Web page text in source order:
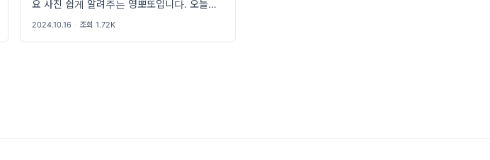
요 사진 쉽게 알려주는 영뽀또입니다. 오늘은
려드릴게요 촬영장소는 시흥에 새롭게 오픈한
어흥당이라는 카페인데 다양한 공간과 볼거리
2024.10.16 · 조회 1.72K